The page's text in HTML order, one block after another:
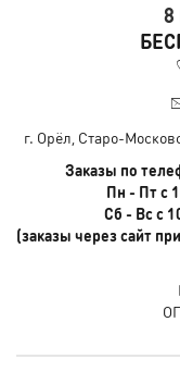
8
г. Орёл, Старо-
Заказы по
Пн - Пт с
Сб - Вс с
(заказы через сайт